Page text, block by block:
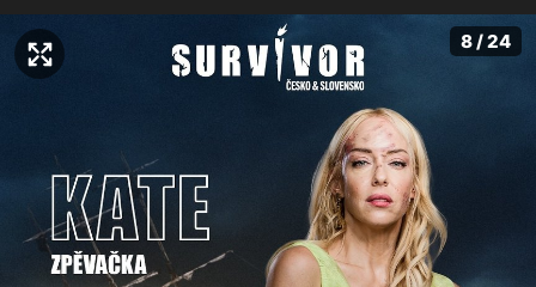
8 / 24